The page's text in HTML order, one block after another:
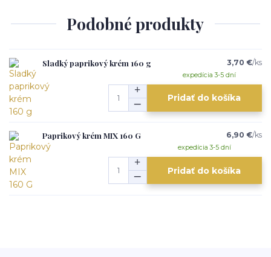
Podobné produkty
Sladký paprikový krém 160 g 3,70 €/ks
expedícia 3-5 dní
Pridať do košíka
Paprikový krém MIX 160 G 6,90 €/ks
expedícia 3-5 dní
Pridať do košíka